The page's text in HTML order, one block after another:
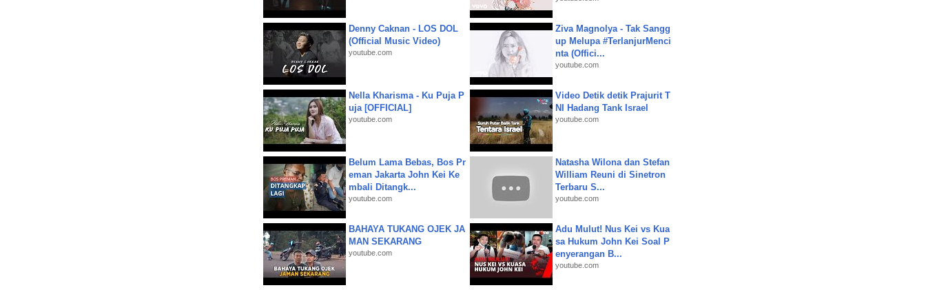
Denny Caknan - LOS DOL
(Official Music Video)
youtube.com
Ziva Magnolya - Tak Sangg
up Melupa #TerlanjurMenci
nta (Offici...
youtube.com
Nella Kharisma - Ku Puja P
uja [OFFICIAL]
youtube.com
Video Detik detik Prajurit T
NI Hadang Tank Israel
youtube.com
Belum Lama Bebas, Bos Pr
eman Jakarta John Kei Ke
mbali Ditangk...
youtube.com
Natasha Wilona dan Stefan
William Reuni di Sinetron
Terbaru S...
youtube.com
BAHAYA TUKANG OJEK JA
MAN SEKARANG
youtube.com
Adu Mulut! Nus Kei vs Kua
sa Hukum John Kei Soal P
enyerangan B...
youtube.com